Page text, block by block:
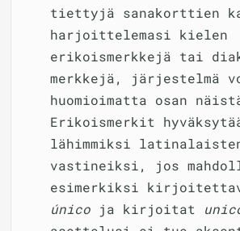
tiettyjä sanakorttien
harjoittelemasi kielen
erikoismerkkejä tai
merkkejä, järjestelmä
huomioimatta osan
Erikoismerkit
lähimmiksi
vastineiksi, jos
esimerkiksi
único ja kirjoitat